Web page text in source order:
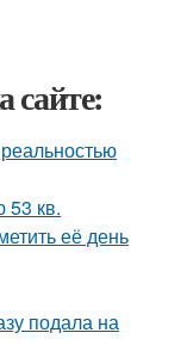
сайте:
53 кв.
её день
подала на